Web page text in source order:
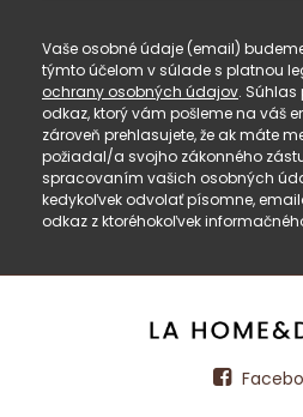
Vaše osobné údaje (email)
týmto účelom v súlade s platnou
ochrany osobných údajov.
odkaz, ktorý vám pošleme na váš
zároveň prehlasujete, že ak máte
požiadal/a svojho zákonného
spracovaním vašich osobných
kedykoľvek odvolať písomne,
odkaz z ktoréhokoľvek